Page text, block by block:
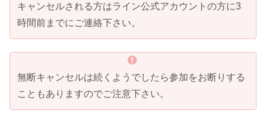
キャンセルされる方はライン公式アカウントの方に3
時間前までにご連絡下さい。
無断キャンセルは続くようでしたら参加をお断りする
こともありますのでご注意下さい。